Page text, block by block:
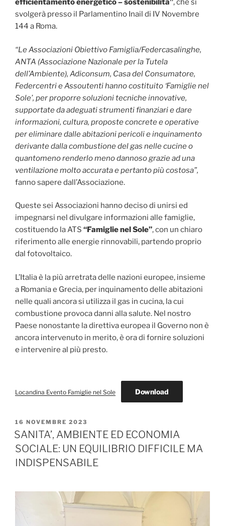
efficientamento energetico – sostenibilità”, che si
svolgerà presso il Parlamentino Inail di IV Novembre
144 a Roma.
“Le Associazioni Obiettivo Famiglia/Federcasalinghe,
ANTA (Associazione Nazionale per la Tutela
dell’Ambiente), Adiconsum, Casa del Consumatore,
Federcentri e Assoutenti hanno costituito ‘Famiglie nel
Sole’, per proporre soluzioni tecniche innovative,
supportate da adeguati strumenti finanziari e dare
informazioni, cultura, proposte concrete e operative
per eliminare dalle abitazioni pericoli e inquinamento
derivante dalla combustione del gas nelle cucine o
quantomeno renderlo meno dannoso grazie ad una
ventilazione molto accurata e pertanto più costosa”,
fanno sapere dall’Associazione.
Queste sei Associazioni hanno deciso di unirsi ed
impegnarsi nel divulgare informazioni alle famiglie,
costituendo la ATS “Famiglie nel Sole”, con un chiaro
riferimento alle energie rinnovabili, partendo proprio
dal fotovoltaico.
L’Italia è la più arretrata delle nazioni europee, insieme
a Romania e Grecia, per inquinamento delle abitazioni
nelle quali ancora si utilizza il gas in cucina, la cui
combustione provoca danni alla salute. Nel nostro
Paese nonostante la direttiva europea il Governo non è
ancora intervenuto in merito, è ora di fornire soluzioni
e intervenire al più presto.
Locandina Evento Famiglie nel Sole Download
PUBBLICATO
IL
16 NOVEMBRE 2023
SANITA’, AMBIENTE ED ECONOMIA
SOCIALE: UN EQUILIBRIO DIFFICILE MA
INDISPENSABILE